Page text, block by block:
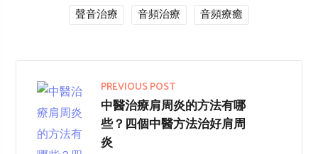
聲音治療 音頻治療 音頻療癒
PREVIOUS POST
中醫治療肩周炎的方法有哪
些？四個中醫方法治好肩周
炎